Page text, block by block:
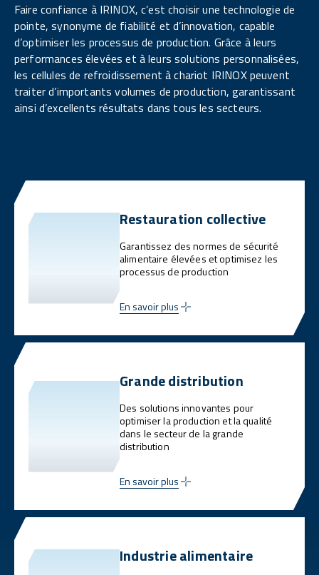
Faire confiance à IRINOX, c’est choisir une technologie de
pointe, synonyme de fiabilité et d’innovation, capable
d’optimiser les processus de production. Grâce à leurs
performances élevées et à leurs solutions personnalisées,
les cellules de refroidissement à chariot IRINOX peuvent
traiter d’importants volumes de production, garantissant
ainsi d’excellents résultats dans tous les secteurs.
Restauration collective
Garantissez des normes de sécurité
alimentaire élevées et optimisez les
processus de production
En savoir plus
Grande distribution
Des solutions innovantes pour
optimiser la production et la qualité
dans le secteur de la grande
distribution
En savoir plus
Industrie alimentaire